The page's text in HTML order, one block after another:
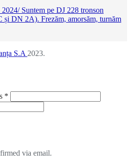
Suntem pe DJ 228 tronson
și DN 2A). Frezăm, amorsăm, turnăm
S.A 2023.
*
via email.